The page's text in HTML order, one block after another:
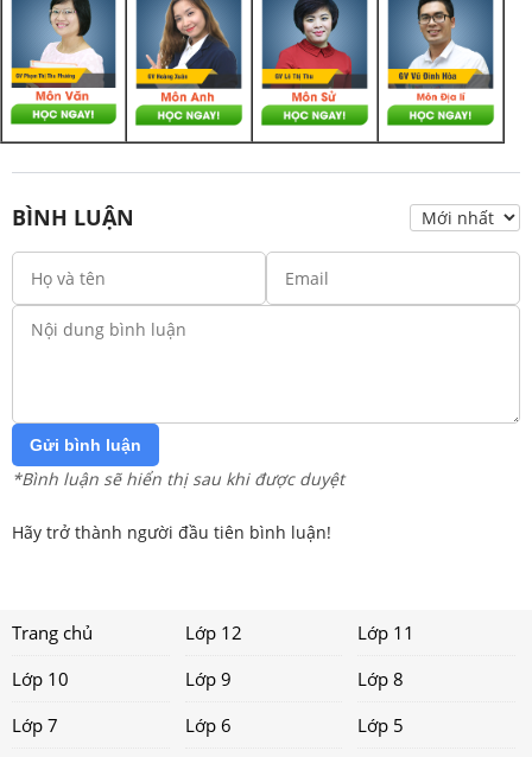
BÌNH LUẬN
Gửi bình luận
*Bình luận sẽ hiển thị sau khi được duyệt
Hãy trở thành người đầu tiên bình luận!
Trang chủ Lớp 12
Lớp 11
Lớp 10
Lớp 9
Lớp 8
Lớp 7
Lớp 6
Lớp 5